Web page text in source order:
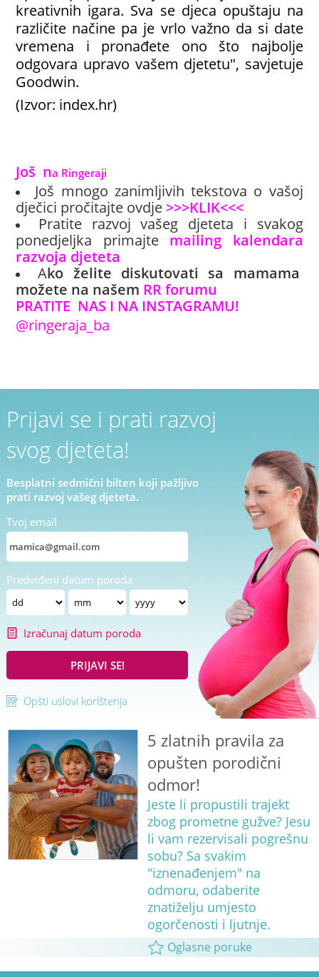
kreativnih igara. Sva se djeca opuštaju na
različite načine pa je vrlo važno da si date
vremena i pronađete ono što najbolje
odgovara upravo vašem djetetu", savjetuje
Goodwin.
(Izvor: index.hr)
Još na Ringeraji
Još mnogo zanimljivih tekstova o vašoj
dječici pročitajte ovdje >>>KLIK<<<
Pratite razvoj vašeg djeteta i svakog
ponedjeljka primajte mailing kalendara
razvoja djeteta
Ako želite diskutovati sa mamama
možete na našem RR forumu
PRATITE NAS I NA INSTAGRAMU!
@ringeraja_ba
Prijavi se i prati razvoj
svog djeteta!
Besplatni sedmični bilten koji pažljivo
prati razvoj vašeg djeteta.
Tvoj email
Predviđeni datum poroda
Izračunaj datum poroda
PRIJAVI SE!
Opšti uslovi korištenja
5 zlatnih pravila za
opušten porodični
odmor!
Jeste li propustili trajekt
zbog prometne gužve? Jesu
li vam rezervisali pogrešnu
sobu? Sa svakim
"iznenađenjem" na
odmoru, odaberite
znatiželju umjesto
ogorčenosti i ljutnje.
Oglasne poruke